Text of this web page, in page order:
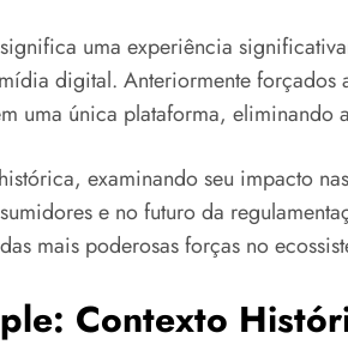
uma experiência
digital. Anteriormente
uma única plataforma, eliminando
examinando seu impacto
e no futuro da
mais poderosas forças no
Contexto